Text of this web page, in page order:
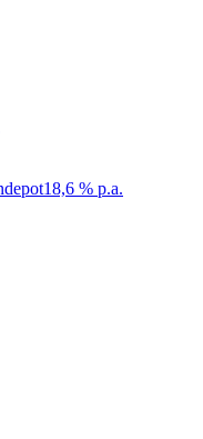
18,6 % p.a.